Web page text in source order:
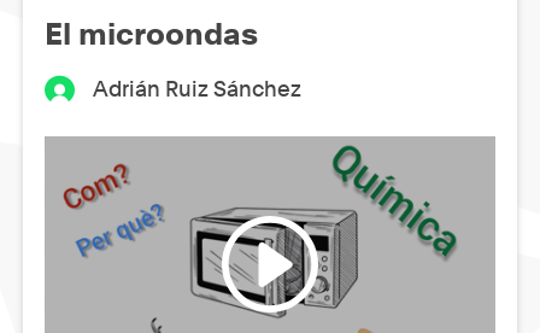
El microondas
Adrián Ruiz Sánchez